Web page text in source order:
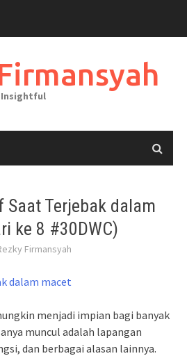
Insightful
Saat Terjebak dalam
ke 8 #30DWC)
Firmansyah
menjadi impian bagi banyak
muncul adalah lapangan
dan berbagai alasan lainnya.